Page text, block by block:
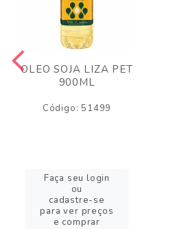
OLEO SOJA LIZA PET
900ML
Código: 51499
Faça seu login
ou
cadastre-se
para ver preços
e comprar